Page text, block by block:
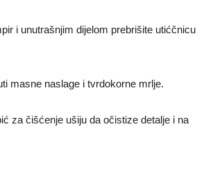
i unutrašnjim dijelom prebrišite utićčnicu
masne naslage i tvrdokorne mrlje.
za čišćenje ušiju da očistize detalje i na